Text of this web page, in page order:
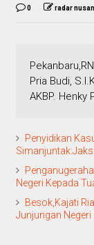
0 radar
Pria Budi,
AKBP. Henky
Penyidikan
Negeri Kepada
Besok,Kajati
Junjungan Negeri